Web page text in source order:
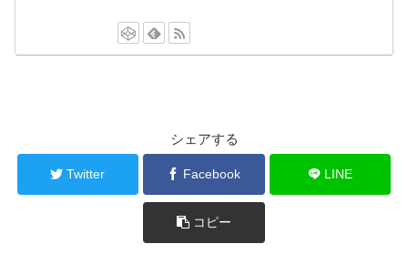
シェアする
Twitter Facebook LINE
コピー